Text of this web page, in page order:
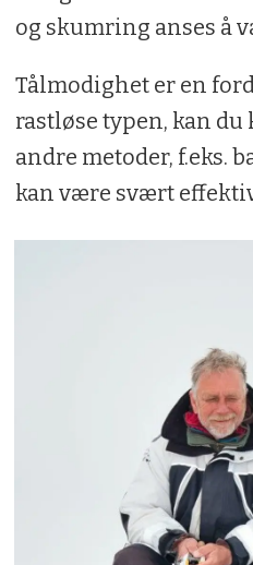
og skumring anses å
Tålmodighet er en
rastløse typen, kan
andre metoder, f.eks.
kan være svært